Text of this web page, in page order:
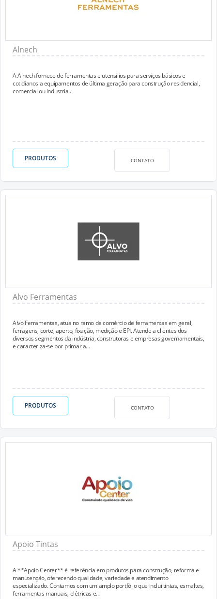
Alnech
A Alnech fornece de ferramentas e utensílios para serviços básicos e
cotidianos a equipamentos de última geração para construção residencial,
comercial ou industrial.
PRODUTOS CONTATO
Alvo Ferramentas
Alvo Ferramentas, atua no ramo de comércio de ferramentas em geral,
ferragens, corte, aperto, fixação, medição e EPI. Atende a clientes dos
diversos segmentos da indústria, construtoras e empresas governamentais,
e caracteriza-se por primar a...
PRODUTOS CONTATO
Apoio Tintas
A **Apoio Center** é referência em produtos para construção, reforma e
manutenção, oferecendo qualidade, variedade e atendimento
especializado. Contamos com um amplo portfólio que inclui tintas, esmaltes,
ferramentas manuais, elétricas e...